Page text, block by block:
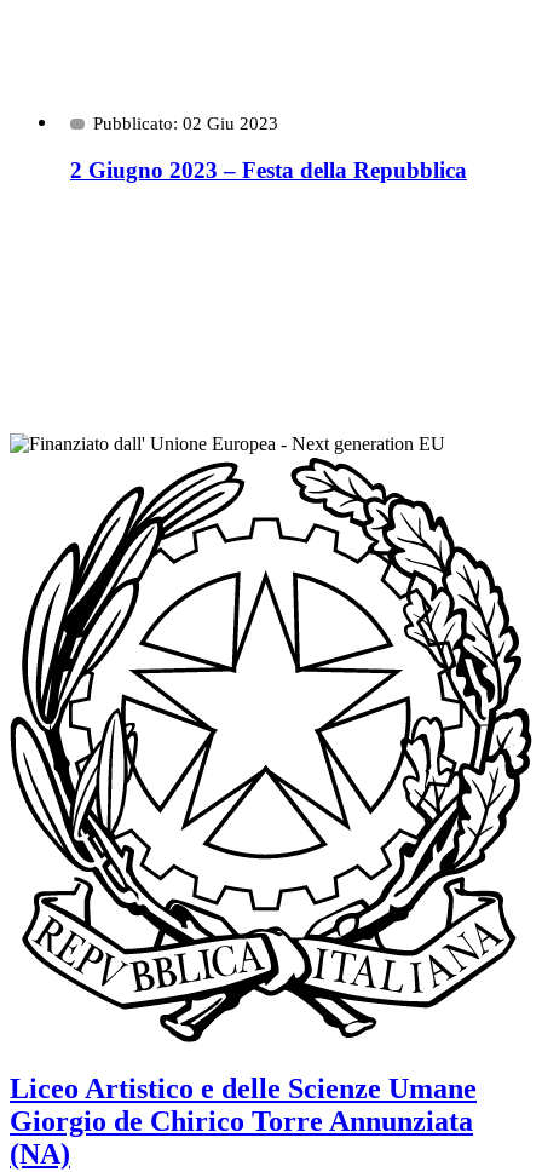
Pubblicato: 02 Giu 2023
2 Giugno 2023 – Festa della Repubblica
Liceo Artistico e delle Scienze Umane
Giorgio de Chirico Torre Annunziata
(NA)